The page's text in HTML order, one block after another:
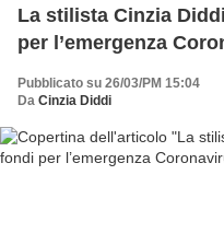
La stilista Cinzia
per l’emergenza
Pubblicato su 26/03/PM 15:04
Da Cinzia Diddi